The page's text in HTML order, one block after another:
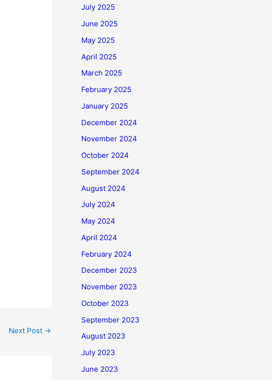
Next Post →
July 2025
June 2025
May 2025
April 2025
March 2025
February 2025
January 2025
December 2024
November 2024
October 2024
September 2024
August 2024
July 2024
May 2024
April 2024
February 2024
December 2023
November 2023
October 2023
September 2023
August 2023
July 2023
June 2023